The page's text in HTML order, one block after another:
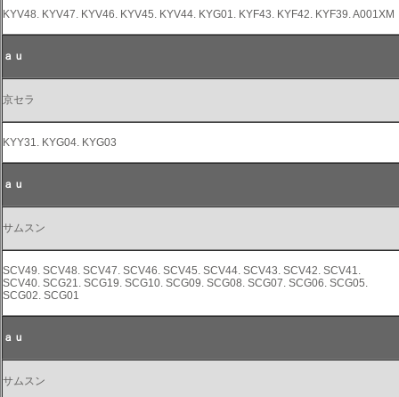
KYV48. KYV47. KYV46. KYV45. KYV44. KYG01. KYF43. KYF42. KYF39. A001XM
ａｕ
京セラ
KYY31. KYG04. KYG03
ａｕ
サムスン
SCV49. SCV48. SCV47. SCV46. SCV45. SCV44. SCV43. SCV42. SCV41.
SCV40. SCG21. SCG19. SCG10. SCG09. SCG08. SCG07. SCG06. SCG05.
SCG02. SCG01
ａｕ
サムスン